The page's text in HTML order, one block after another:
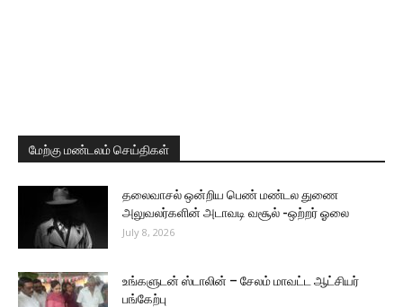
மேற்கு மண்டலம் செய்திகள்
தலைவாசல் ஒன்றிய பெண் மண்டல துணை
அலுவலர்களின் அடாவடி வசூல் -ஒற்றர் ஓலை
July 8, 2026
உங்களுடன் ஸ்டாலின் – சேலம் மாவட்ட ஆட்சியர்
பங்கேற்பு